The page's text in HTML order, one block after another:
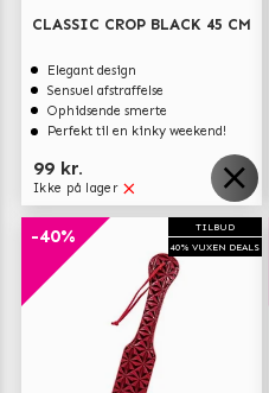
CLASSIC CROP BLACK 45 CM
Elegant design
Sensuel afstraffelse
Ophidsende smerte
Perfekt til en kinky weekend!
99 kr.
Ikke på lager
TILBUD
40% VUXEN DEALS
-40%